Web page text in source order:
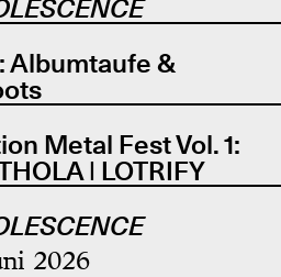
Albumtaufe &
Metal Fest Vol. 1:
| LOTRIFY
2026